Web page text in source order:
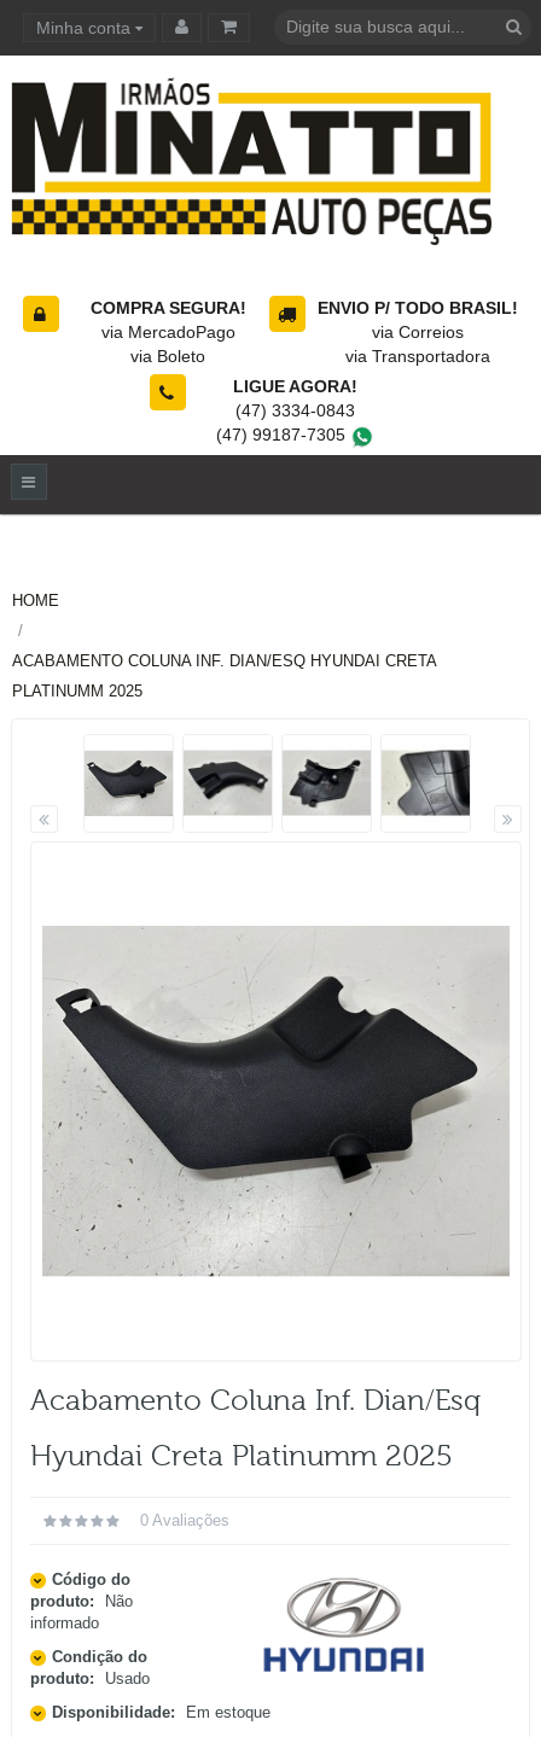
Minha conta
COMPRA SEGURA!
via MercadoPago
via Boleto
ENVIO P/ TODO BRASIL!
via Correios
via Transportadora
LIGUE AGORA!
(47) 3334-0843
(47) 99187-7305
HOME
ACABAMENTO COLUNA INF. DIAN/ESQ HYUNDAI CRETA
PLATINUMM 2025
Acabamento Coluna Inf. Dian/esq
Hyundai Creta Platinumm 2025
0 Avaliações
Código do
produto:
Não
informado
Condição do
produto:
Usado
Disponibilidade:
Em estoque